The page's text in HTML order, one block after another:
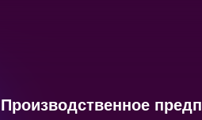
Производственное